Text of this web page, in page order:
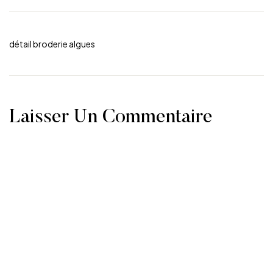
détail broderie algues
Laisser Un Commentaire